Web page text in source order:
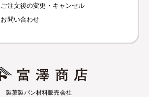
ご注文後の変更・キャンセル
お問い合わせ
製菓製パン材料販売会社